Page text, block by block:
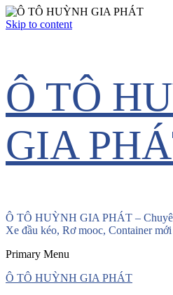
Skip to content
Ô TÔ
GIA
Ô TÔ HUỲNH GIA PHÁT –
Xe đầu kéo, Rơ mooc, Container
Primary Menu
Ô TÔ HUỲNH GIA PHÁT